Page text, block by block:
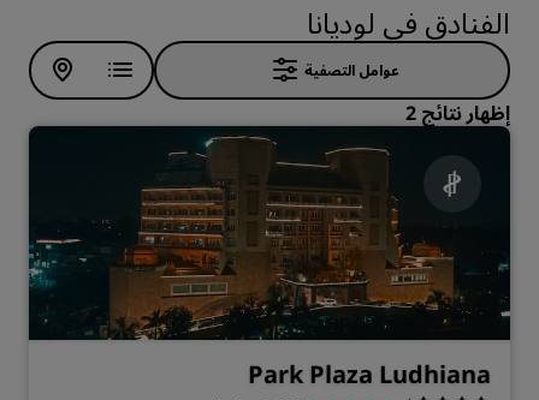
الفنادق في لوديانا
عوامل التصفية
إظهار نتائج 2
Park Plaza Ludhiana